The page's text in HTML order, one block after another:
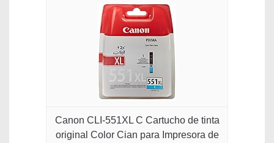
Canon CLI-551XL C Cartucho de tinta
original Color Cian para Impresora de